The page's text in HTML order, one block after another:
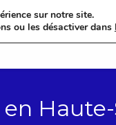
Accueil
sur notre site.
ou les désactiver dans